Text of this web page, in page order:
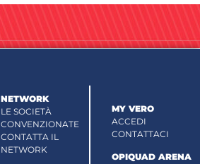
NETWORK
LE SOCIETÀ
CONVENZIONATE
CONTATTA IL
NETWORK
MY VERO
ACCEDI
CONTATTACI
OPIQUAD ARENA